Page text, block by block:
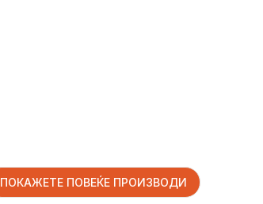
ПОКАЖЕТЕ ПОВЕЌЕ ПРОИЗВОДИ